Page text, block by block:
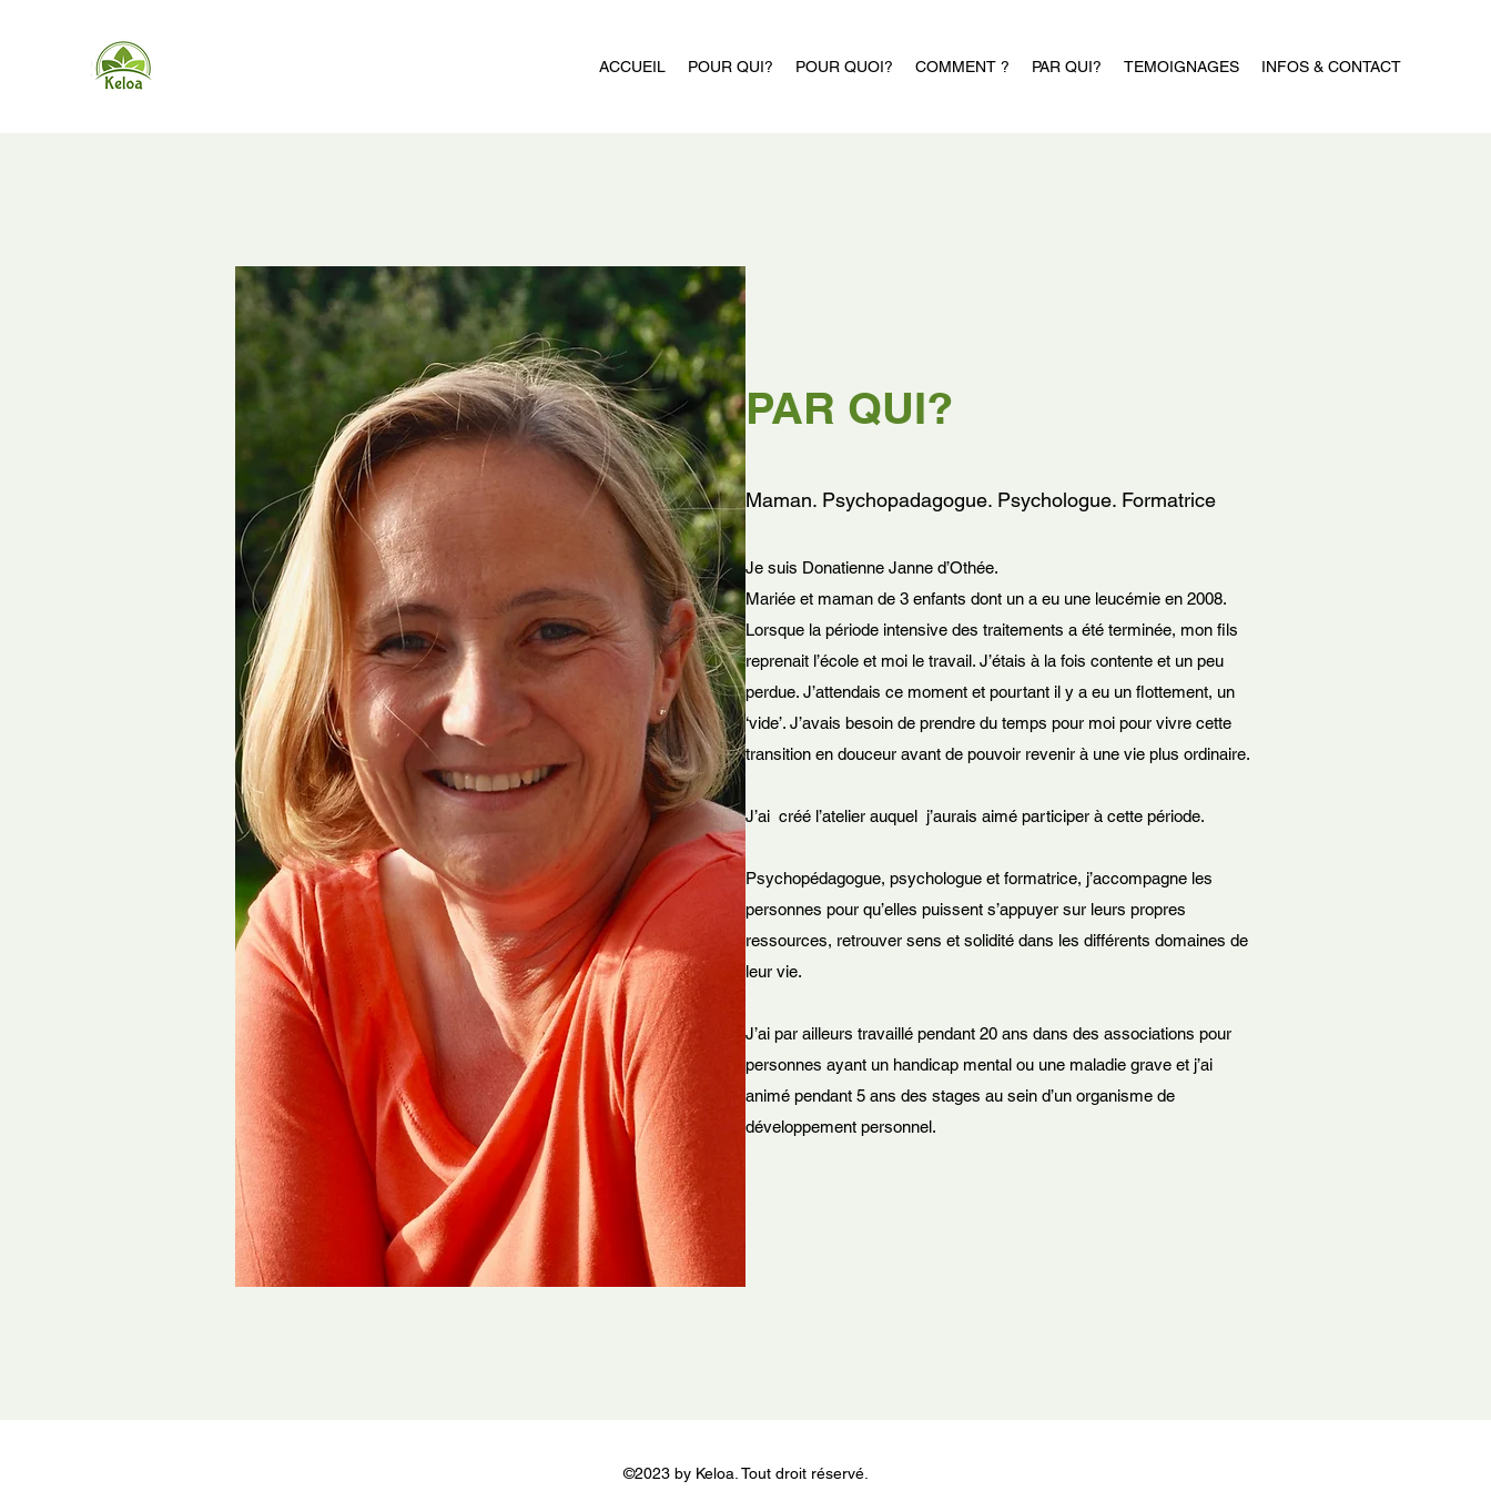
ACCUEIL POUR QUI? POUR QUOI? COMMENT ? PAR QUI? TEMOIGNAGES INFOS & CONTACT
PAR QUI?
Maman. Psychopadagogue. Psychologue. Formatrice
Je suis Donatienne Janne d’Othée.
Mariée et maman de 3 enfants dont un a eu une leucémie en 2008.
Lorsque la période intensive des traitements a été terminée, mon fils
reprenait l’école et moi le travail. J’étais à la fois contente et un peu
perdue. J’attendais ce moment et pourtant il y a eu un flottement, un
‘vide’. J’avais besoin de prendre du temps pour moi pour vivre cette
transition en douceur avant de pouvoir revenir à une vie plus ordinaire.
J’ai créé l’atelier auquel j’aurais aimé participer à cette période.
Psychopédagogue, psychologue et formatrice, j’accompagne les
personnes pour qu’elles puissent s’appuyer sur leurs propres
ressources, retrouver sens et solidité dans les différents domaines de
leur vie.
J’ai par ailleurs travaillé pendant 20 ans dans des associations pour
personnes ayant un handicap mental ou une maladie grave et j’ai
animé pendant 5 ans des stages au sein d’un organisme de
développement personnel.
©2023 by Keloa. Tout droit réservé.